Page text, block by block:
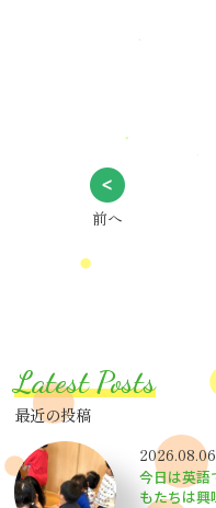
前へ
Latest Posts
最近の投稿
2026.08.06
今日は英語
もたちは興